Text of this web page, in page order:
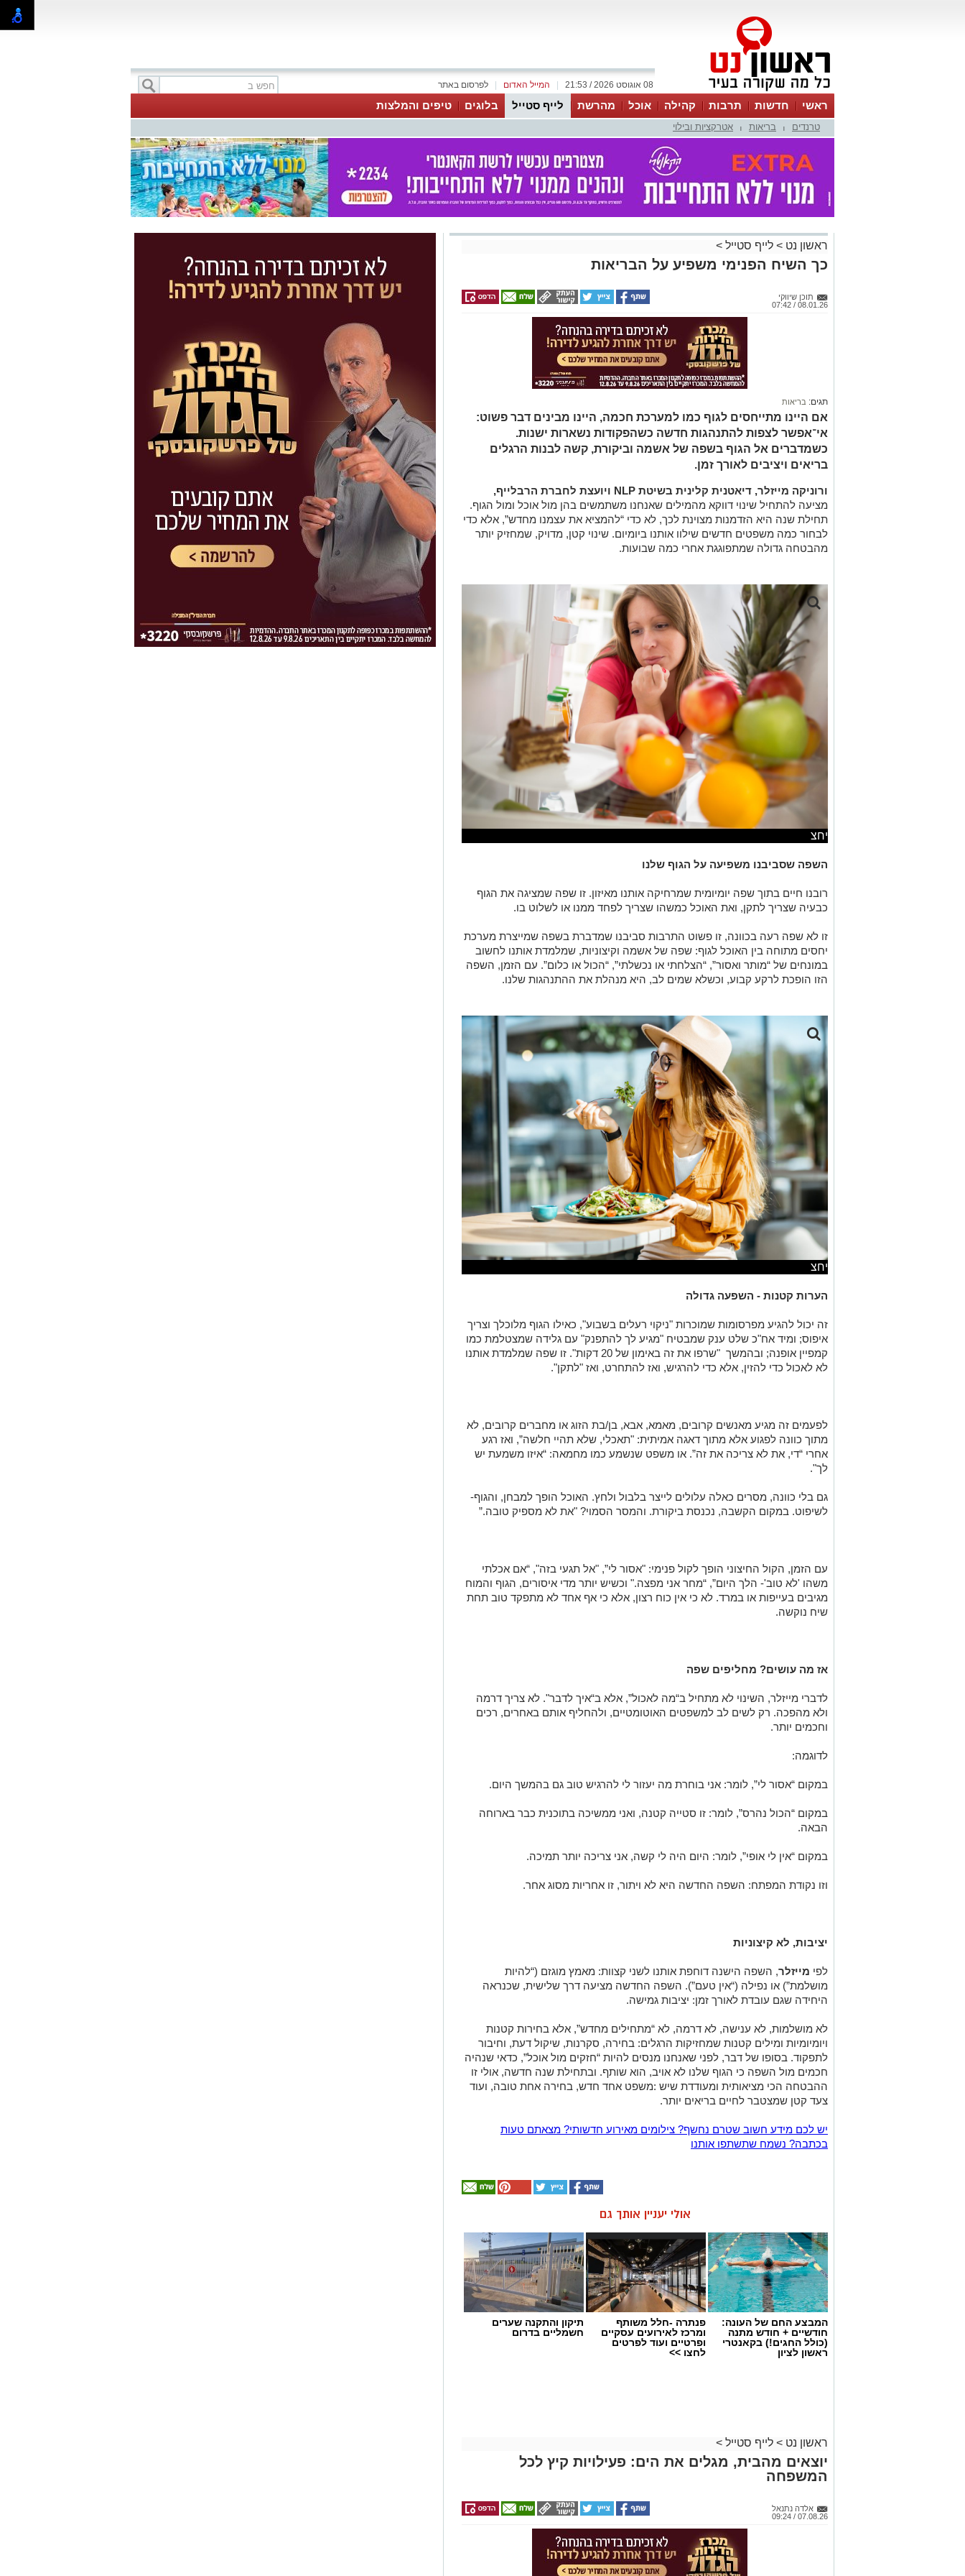
לפרסום באתר המייל האדום 08 אוגוסט 2026 / 21:53
ראשי חדשות תרבות קהילה אוכל מהרשת לייף סטייל בלוגים טיפים והמלצות
טרנדים בריאות אטרקציות ובילוי
ראשון נט > לייף סטייל >
כך השיח הפנימי משפיע על הבריאות
תוכן שיווקי
08.01.26 / 07:42
תגים: בריאות
אם היינו מתייחסים לגוף כמו למערכת חכמה, היינו מבינים דבר פשוט:
אי־אפשר לצפות להתנהגות חדשה כשהפקודות נשארות ישנות.
כשמדברים אל הגוף בשפה של אשמה וביקורת, קשה לבנות הרגלים
בריאים ויציבים לאורך זמן.
ורוניקה מייזלר, דיאטנית קלינית בשיטת
ויועצת לחברת הרבלייף,
מציעה להתחיל שינוי דווקא מהמילים שאנחנו משתמשים בהן מול אוכל ומול הגוף.
תחילת שנה היא הזדמנות מצוינת לכך, לא כדי “להמציא את עצמנו מחדש”, אלא כדי
לבחור כמה משפטים חדשים שילוו אותנו ביומיום. שינוי קטן, מדויק, שמחזיק יותר
מהבטחה גדולה שמתפוגגת אחרי כמה שבועות.
יחצ
השפה שסביבנו משפיעה על הגוף שלנו
רובנו חיים בתוך שפה יומיומית שמרחיקה אותנו מאיזון. זו שפה שמציגה את הגוף
כבעיה שצריך לתקן, ואת האוכל כמשהו שצריך לפחד ממנו או לשלוט בו.
זו לא שפה רעה בכוונה, זו פשוט התרבות סביבנו שמדברת בשפה שמייצרת מערכת
יחסים מתוחה בין האוכל לגוף: שפה של אשמה וקיצוניות, שמלמדת אותנו לחשוב
במונחים של “מותר ואסור”, “הצלחתי או נכשלתי”, “הכול או כלום”. עם הזמן, השפה
הזו הופכת לרקע קבוע, וכשלא שמים לב, היא מנהלת את ההתנהגות שלנו.
יחצ
הערות קטנות - השפעה גדולה
זה יכול להגיע מפרסומות שמוכרות "ניקוי רעלים בשבוע", כאילו הגוף מלוכלך וצריך
איפוס; ומיד אח"כ שלט ענק שמבטיח "מגיע לך להתפנק" עם גלידה שמצטלמת כמו
קמפיין אופנה; ובהמשך "שרפו את זה באימון של 20 דקות". זו שפה שמלמדת אותנו
לא לאכול כדי להזין, אלא כדי להרגיש, ואז להתחרט, ואז "לתקן".
לפעמים זה מגיע מאנשים קרובים, מאמא, אבא, בן/בת הזוג או מחברים קרובים, לא
מתוך כוונה לפגוע אלא מתוך דאגה אמיתית: "תאכלי, שלא תהיי חלשה”, ואז רגע
אחרי “די, את לא צריכה את זה”. או משפט שנשמע כמו מחמאה: “איזו משמעת יש
לך".
גם בלי כוונה, מסרים כאלה עלולים לייצר בלבול ולחץ. האוכל הופך למבחן, והגוף-
לשיפוט. במקום הקשבה, נכנסת ביקורת. והמסר הסמוי? "את לא מספיק טובה.”
עם הזמן, הקול החיצוני הופך לקול פנימי: "אסור לי”, "אל תגעי בזה", “אם אכלתי
משהו 'לא טוב'- הלך היום”, “מחר אני מפצה." וכשיש יותר מדי איסורים, הגוף והמוח
מגיבים בעייפות או במרד. לא כי אין כוח רצון, אלא כי אף אחד לא מתפקד טוב תחת
שיח נוקשה.
אז מה עושים? מחליפים שפה
לדברי מייזלר, השינוי לא מתחיל ב“מה לאכול”, אלא ב“איך לדבר". לא צריך דרמה
ולא מהפכה. רק לשים לב למשפטים האוטומטיים, ולהחליף אותם באחרים, רכים
וחכמים יותר.
לדוגמה:
במקום “אסור לי”, לומר: אני בוחרת מה יעזור לי להרגיש טוב גם בהמשך היום.
במקום “הכול נהרס”, לומר: זו סטייה קטנה, ואני ממשיכה בתוכנית כבר בארוחה
הבאה.
במקום “אין לי אופי”, לומר: היום היה לי קשה, אני צריכה יותר תמיכה.
וזו נקודת המפתח: השפה החדשה היא לא ויתור, זו אחריות מסוג אחר.
יציבות, לא קיצוניות
לפי מייזלר, השפה הישנה דוחפת אותנו לשני קצוות: מאמץ מוגזם (“להיות
מושלמת”) או נפילה (“אין טעם”). השפה החדשה מציעה דרך שלישית, שכנראה
היחידה שגם עובדת לאורך זמן: יציבות גמישה.
לא מושלמות, לא ענישה, לא דרמה, לא “מתחילים מחדש”, אלא בחירות קטנות
ויומיומיות ומילים קטנות שמחזיקות הרגלים: בחירה, סקרנות, שיקול דעת, וחיבור
לתפקוד. בסופו של דבר, לפני שאנחנו מנסים להיות “חזקים מול אוכל”, כדאי שנהיה
חכמים מול השפה כי הגוף שלנו לא אויב, הוא שותף. ובתחילת שנה חדשה, אולי זו
ההבטחה הכי מציאותית ומעודדת שיש :משפט אחד חדש, בחירה אחת טובה, ועוד
צעד קטן שמצטבר לחיים בריאים יותר.
יש לכם מידע חשוב שטרם נחשף? צילומים מאירוע חדשותי? מצאתם טעות
בכתבה? נשמח שתשתפו אותנו
אולי יעניין אותך גם
המבצע החם של העונה:
חודשיים + חודש מתנה
(כולל החגים!) בקאנטרי
ראשון לציון
פנתרה -חלל משותף
ומרכז לאירועים עסקיים
ופרטיים ועוד לפרטים
לחצו >>
תיקון והתקנה שערים
חשמליים בדרום
ראשון נט > לייף סטייל >
יוצאים מהבית, מגלים את הים: פעילויות קיץ לכל
המשפחה
אלדה נתנאל
07.08.26 / 09:24